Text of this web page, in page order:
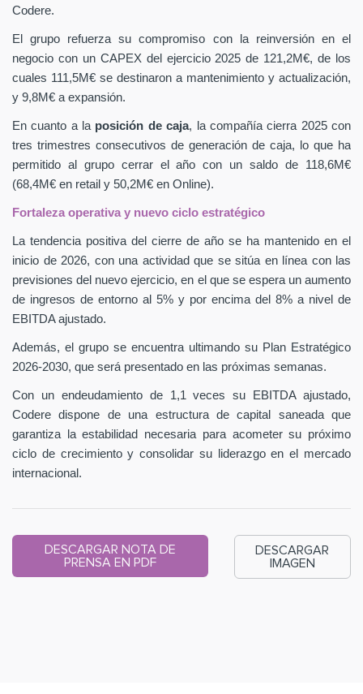
Codere.
El grupo refuerza su compromiso con la reinversión en el
negocio con un CAPEX del ejercicio 2025 de 121,2M€, de los
cuales 111,5M€ se destinaron a mantenimiento y actualización,
y 9,8M€ a expansión.
En cuanto a la posición de caja, la compañía cierra 2025 con
tres trimestres consecutivos de generación de caja, lo que ha
permitido al grupo cerrar el año con un saldo de 118,6M€
(68,4M€ en retail y 50,2M€ en Online).
Fortaleza operativa y nuevo ciclo estratégico
La tendencia positiva del cierre de año se ha mantenido en el
inicio de 2026, con una actividad que se sitúa en línea con las
previsiones del nuevo ejercicio, en el que se espera un aumento
de ingresos de entorno al 5% y por encima del 8% a nivel de
EBITDA ajustado.
Además, el grupo se encuentra ultimando su Plan Estratégico
2026-2030, que será presentado en las próximas semanas.
Con un endeudamiento de 1,1 veces su EBITDA ajustado,
Codere dispone de una estructura de capital saneada que
garantiza la estabilidad necesaria para acometer su próximo
ciclo de crecimiento y consolidar su liderazgo en el mercado
internacional.
DESCARGAR NOTA DE
PRENSA EN PDF
DESCARGAR
IMAGEN